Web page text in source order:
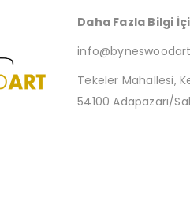
Daha Fazla Bilgi
Tekeler Mahallesi,
54100 Adapazarı/